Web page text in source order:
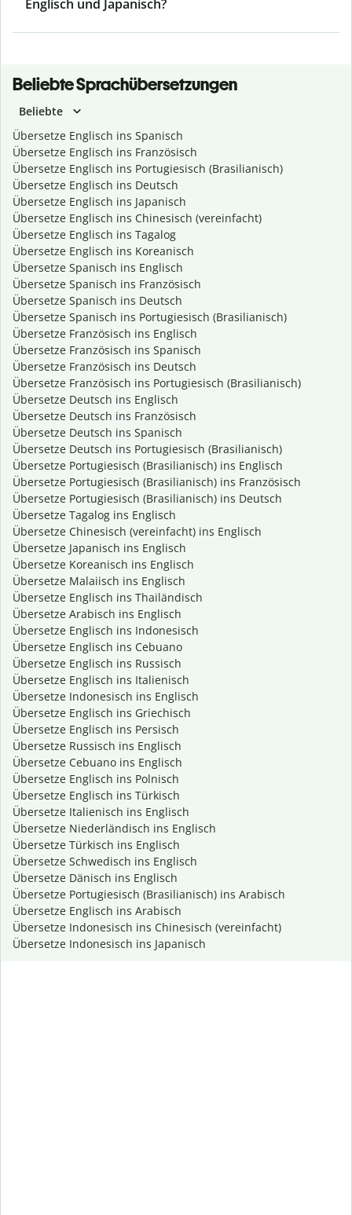
Englisch und Japanisch?
Beliebte Sprachübersetzungen
Beliebte
Übersetze Englisch ins Spanisch
Übersetze Englisch ins Französisch
Übersetze Englisch ins Portugiesisch (Brasilianisch)
Übersetze Englisch ins Deutsch
Übersetze Englisch ins Japanisch
Übersetze Englisch ins Chinesisch (vereinfacht)
Übersetze Englisch ins Tagalog
Übersetze Englisch ins Koreanisch
Übersetze Spanisch ins Englisch
Übersetze Spanisch ins Französisch
Übersetze Spanisch ins Deutsch
Übersetze Spanisch ins Portugiesisch (Brasilianisch)
Übersetze Französisch ins Englisch
Übersetze Französisch ins Spanisch
Übersetze Französisch ins Deutsch
Übersetze Französisch ins Portugiesisch (Brasilianisch)
Übersetze Deutsch ins Englisch
Übersetze Deutsch ins Französisch
Übersetze Deutsch ins Spanisch
Übersetze Deutsch ins Portugiesisch (Brasilianisch)
Übersetze Portugiesisch (Brasilianisch) ins Englisch
Übersetze Portugiesisch (Brasilianisch) ins Französisch
Übersetze Portugiesisch (Brasilianisch) ins Deutsch
Übersetze Tagalog ins Englisch
Übersetze Chinesisch (vereinfacht) ins Englisch
Übersetze Japanisch ins Englisch
Übersetze Koreanisch ins Englisch
Übersetze Malaiisch ins Englisch
Übersetze Englisch ins Thailändisch
Übersetze Arabisch ins Englisch
Übersetze Englisch ins Indonesisch
Übersetze Englisch ins Cebuano
Übersetze Englisch ins Russisch
Übersetze Englisch ins Italienisch
Übersetze Indonesisch ins Englisch
Übersetze Englisch ins Griechisch
Übersetze Englisch ins Persisch
Übersetze Russisch ins Englisch
Übersetze Cebuano ins Englisch
Übersetze Englisch ins Polnisch
Übersetze Englisch ins Türkisch
Übersetze Italienisch ins Englisch
Übersetze Niederländisch ins Englisch
Übersetze Türkisch ins Englisch
Übersetze Schwedisch ins Englisch
Übersetze Dänisch ins Englisch
Übersetze Portugiesisch (Brasilianisch) ins Arabisch
Übersetze Englisch ins Arabisch
Übersetze Indonesisch ins Chinesisch (vereinfacht)
Übersetze Indonesisch ins Japanisch